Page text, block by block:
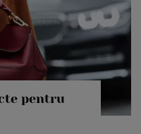
pentru